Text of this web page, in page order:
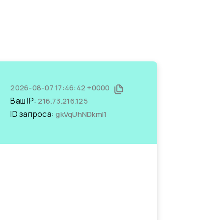
2026-08-07 17:46:42 +0000
Ваш IP:216.73.216.125
ID запроса:gkVqUhNDkmI1